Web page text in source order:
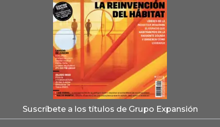
Suscríbete a los títulos de Grupo Expansión